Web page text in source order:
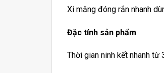
Xi măng đóng rắn nhanh
Đặc tính sản phẩm
Thời gian ninh kết nhanh